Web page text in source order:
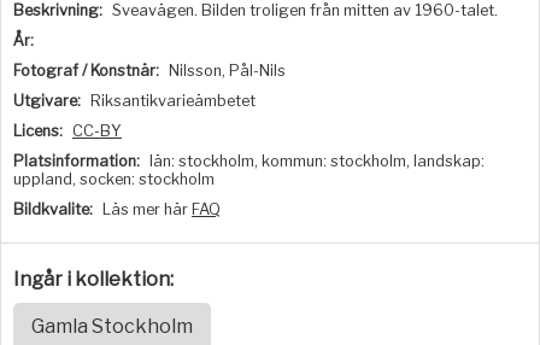
Beskrivning: Sveavägen. Bilden troligen från mitten av 1960-talet.
År:
Fotograf / Konstnär:
Nilsson, Pål-Nils
Utgivare:
Riksantikvarieämbetet
Licens: CC-BY
Platsinformation:
län: stockholm, kommun: stockholm, landskap:
uppland, socken: stockholm
Bildkvalite:
Läs mer här FAQ
Ingår i kollektion:
Gamla Stockholm